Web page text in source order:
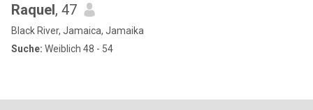
Raquel, 47
Black River, Jamaica, Jamaika
Suche: Weiblich 48 - 54